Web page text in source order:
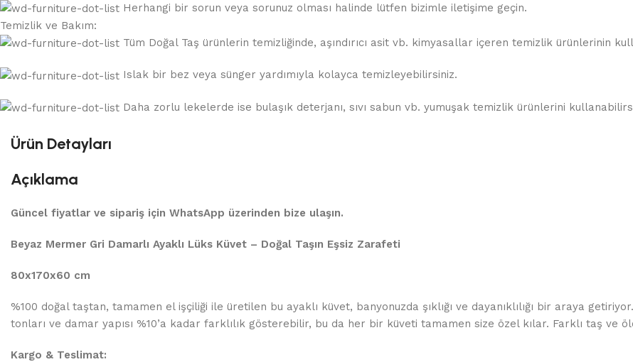
Herhangi bir sorun veya sorunuz olması halinde lütfen bizimle iletişime geçin.
Temizlik ve Bakım:
Tüm Doğal Taş ürünlerin temizliğinde, aşındırıcı asit vb. kimyasallar içeren temizlik ürünlerinin
Islak bir bez veya sünger yardımıyla kolayca temizleyebilirsiniz.
Daha zorlu lekelerde ise bulaşık deterjanı, sıvı sabun vb. yumuşak temizlik ürünlerini
Ürün Detayları
Açıklama
Güncel fiyatlar ve sipariş için WhatsApp üzerinden bize ulaşın.
Beyaz Mermer Gri Damarlı Ayaklı Lüks Küvet – Doğal Taşın Eşsiz Zarafeti
80x170x60 cm
%100 doğal taştan, tamamen el işçiliği ile üretilen bu ayaklı küvet, banyonuzda şıklığı ve dayanıklılığı bir araya
tonları ve damar yapısı %10’a kadar farklılık gösterebilir, bu da her bir küveti tamamen size özel kılar. Farklı taş ve
Kargo & Teslimat: